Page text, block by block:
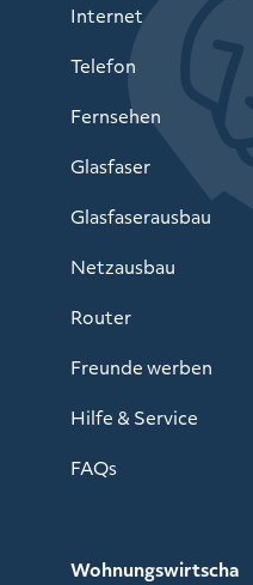
Internet
Telefon
Fernsehen
Glasfaser
Glasfaserausbau
Netzausbau
Router
Freunde werben
Hilfe & Service
FAQs
Wohnungswirtscha